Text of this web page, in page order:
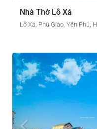
Nhà Thờ Lỗ Xá
Lỗ Xá, Phú Giáo, Yên Phú,